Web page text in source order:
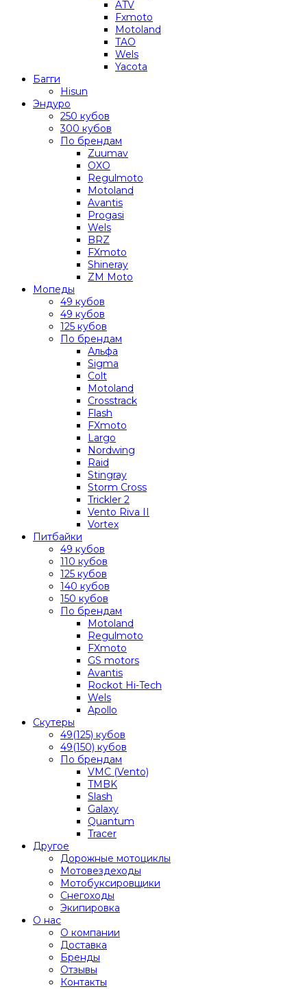
ATV
Fxmoto
Motoland
TAO
Wels
Yacota
Багги
Hisun
Эндуро
250 кубов
300 кубов
По брендам
Zuumav
OXO
Regulmoto
Motoland
Avantis
Progasi
Wels
BRZ
FXmoto
Shineray
ZM Moto
Мопеды
49 кубов
49 кубов
125 кубов
По брендам
Альфа
Sigma
Colt
Motoland
Crosstrack
Flash
FXmoto
Largo
Nordwing
Raid
Stingray
Storm Cross
Trickler 2
Vento Riva II
Vortex
Питбайки
49 кубов
110 кубов
125 кубов
140 кубов
150 кубов
По брендам
Motoland
Regulmoto
FXmoto
GS motors
Avantis
Rockot Hi-Tech
Wels
Apollo
Скутеры
49(125) кубов
49(150) кубов
По брендам
VMC (Vento)
TMBK
Slash
Galaxy
Quantum
Tracer
Другое
Дорожные мотоциклы
Мотовездеходы
Мотобуксировщики
Снегоходы
Экипировка
О нас
О компании
Доставка
Бренды
Отзывы
Контакты